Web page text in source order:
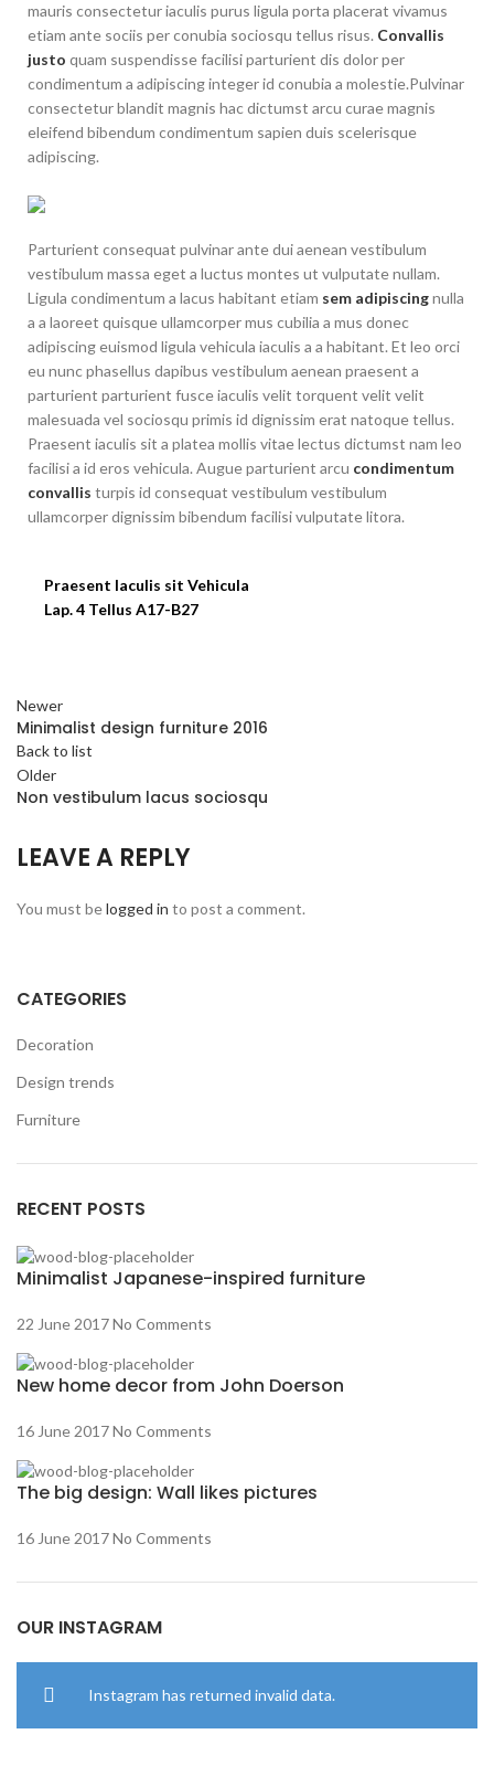
mauris consectetur iaculis purus ligula porta placerat vivamus
etiam ante sociis per conubia sociosqu tellus risus. Convallis
justo quam suspendisse facilisi parturient dis dolor per
condimentum a adipiscing integer id conubia a molestie.Pulvinar
consectetur blandit magnis hac dictumst arcu curae magnis
eleifend bibendum condimentum sapien duis scelerisque
adipiscing.
Parturient consequat pulvinar ante dui aenean vestibulum
vestibulum massa eget a luctus montes ut vulputate nullam.
Ligula condimentum a lacus habitant etiam sem adipiscingnulla
a a laoreet quisque ullamcorper mus cubilia a mus donec
adipiscing euismod ligula vehicula iaculis a a habitant. Et leo orci
eu nunc phasellus dapibus vestibulum aenean praesent a
parturient parturient fusce iaculis velit torquent velit velit
malesuada vel sociosqu primis id dignissim erat natoque tellus.
Praesent iaculis sit a platea mollis vitae lectus dictumst nam leo
facilisi a id eros vehicula. Augue parturient arcu condimentum
convallis turpis id consequat vestibulum vestibulum
ullamcorper dignissim bibendum facilisi vulputate litora.
Praesent Iaculis sit Vehicula
Lap. 4 Tellus A17-B27
Newer
Minimalist design furniture 2016
Back to list
Older
Non vestibulum lacus sociosqu
LEAVE A REPLY
You must belogged in to post a comment.
CATEGORIES
Decoration
Design trends
Furniture
RECENT POSTS
Minimalist Japanese-inspired furniture
22 June 2017No Comments
New home decor from John Doerson
16 June 2017No Comments
The big design: Wall likes pictures
16 June 2017No Comments
OUR INSTAGRAM
Instagram has returned invalid data.